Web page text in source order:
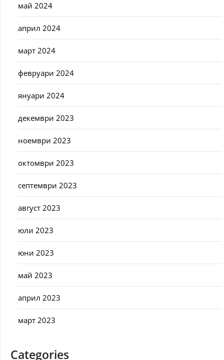
май 2024
април 2024
март 2024
февруари 2024
януари 2024
декември 2023
ноември 2023
октомври 2023
септември 2023
август 2023
юли 2023
юни 2023
май 2023
април 2023
март 2023
Categories